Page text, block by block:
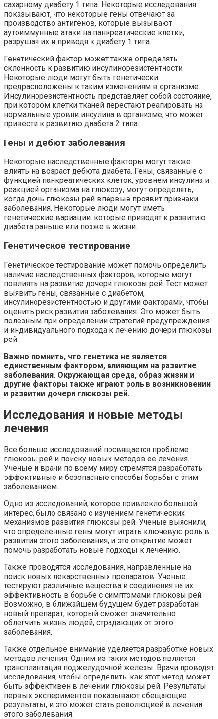
сахарному диабету 1 типа. Некоторые исследования
показывают, что некоторые гены отвечают за
производство антигенов, которые вызывают
аутоиммунные атаки на панкреатические клетки,
разрушая их и приводя к диабету 1 типа.
Генетический фактор может также определять
склонность к развитию инсулинорезистентности.
Некоторые люди могут быть генетически
предрасположены к таким изменениям в организме.
Инсулинорезистентность представляет собой состояние,
при котором клетки тканей перестают реагировать на
нормальные уровни инсулина в организме, что может
привести к развитию диабета 2 типа.
Гены и дебют заболевания
Некоторые наследственные факторы могут также
влиять на возраст дебюта диабета. Гены, связанные с
функцией панкреатических клеток, уровнем инсулина и
реакцией организма на глюкозу, могут определять,
когда дочь глюкозы рей впервые проявит признаки
заболевания. Некоторые люди могут иметь
генетические вариации, которые приводят к развитию
диабета раньше или позже в жизни.
Генетическое тестирование
Генетическое тестирование может помочь определить
наличие наследственных факторов, которые могут
повлиять на развитие дочери глюкозы рей. Тест может
выявить гены, связанные с диабетом,
инсулинорезистентностью и другими факторами, чтобы
оценить риск развития заболевания. Это может быть
полезным при определении стратегий предупреждения
и индивидуального подхода к лечению дочери глюкозы
рей.
Важно помнить, что генетика не является
единственным фактором, влияющим на развитие
заболевания. Окружающая среда, образ жизни и
другие факторы также играют роль в возникновении
и развитии дочери глюкозы рей.
Исследования и новые методы
лечения
Все больше исследований посвящается проблеме
глюкозы рей и поиску новых методов ее лечения.
Ученые и врачи по всему миру стремятся разработать
эффективные и безопасные способы борьбы с этим
заболеванием.
Одно из исследований, которое привлекло большой
интерес, было связано с изучением генетических
механизмов развития глюкозы рей. Ученые выяснили,
что определенные гены могут играть ключевую роль в
развитии этого заболевания, и это открытие может
помочь разработать новые подходы к лечению.
Также проводятся исследования, направленные на
поиск новых лекарственных препаратов. Ученые
тестируют различные вещества и соединения на их
эффективность в борьбе с симптомами глюкозы рей.
Возможно, в ближайшем будущем будет разработан
новый препарат, который сможет значительно
облегчить жизнь людей, страдающих от этого
заболевания.
Также отдельное внимание уделяется разработке новых
методов лечения. Одним из таких методов является
трансплантация поджелудочной железы. Врачи проводят
исследования, чтобы определить, как этот метод может
быть эффективен в лечении глюкозы рей. Результаты
первых экспериментов показывают обещающие
результаты, и это может стать революцией в лечении
этого заболевания.